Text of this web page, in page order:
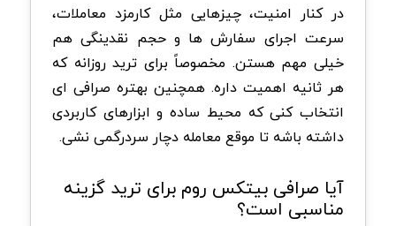
در کنار امنیت، چیزهایی مثل کارمزد معاملات،
سرعت اجرای سفارش ها و حجم نقدینگی هم
خیلی مهم هستن. مخصوصاً برای ترید روزانه که
هر ثانیه اهمیت داره. همچنین بهتره صرافی ای
انتخاب کنی که محیط ساده و ابزارهای کاربردی
داشته باشه تا موقع معامله دچار سردرگمی نشی.
آیا صرافی بیتکس روم برای ترید گزینه
مناسبی است؟